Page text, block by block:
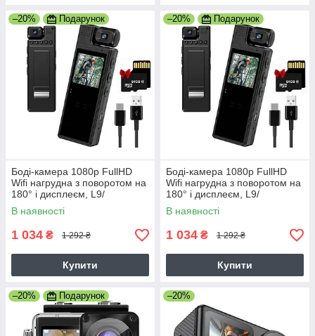
–20% Подарунок
Боді-камера 1080p FullHD
Wifi нагрудна з поворотом на
180° і дисплеєм, L9/
Мінікамера/ Міні відеокамера
В наявності
1 034 ₴ 1 292 ₴
Купити
–20% Подарунок
Боді-камера 1080p FullHD
Wifi нагрудна з поворотом на
180° і дисплеєм, L9/
Мінікамера/ Міні відеокамера
В наявності
1 034 ₴ 1 292 ₴
Купити
–20% Подарунок –20%